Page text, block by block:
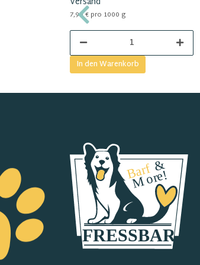
7,99 € pro 1000 g
In den Warenkorb